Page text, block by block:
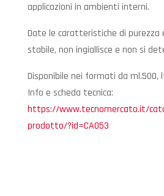
applicazioni in ambienti interni.
Date le caratteristiche di
stabile, non ingiallisce e non si
Disponibile nei formati da ml.500,
Info e scheda tecnica:
https://www.tecnomercato.it/
prodotto/?id=CA053